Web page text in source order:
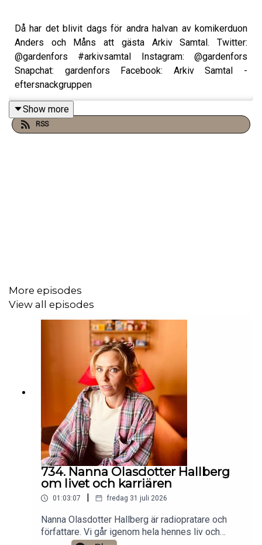
Då har det blivit dags för andra halvan av komikerduon
Anders och Måns att gästa Arkiv Samtal. Twitter:
@gardenfors #arkivsamtal Instagram: @gardenfors
Snapchat: gardenfors Facebook: Arkiv Samtal -
eftersnackgruppen
Show more
RSS
More episodes
View all episodes
734. Nanna Olasdotter Hallberg
om livet och karriären
01:03:07 fredag 31 juli 2026
Nanna Olasdotter Hallberg är radiopratare och
författare. Vi går igenom hela hennes liv och